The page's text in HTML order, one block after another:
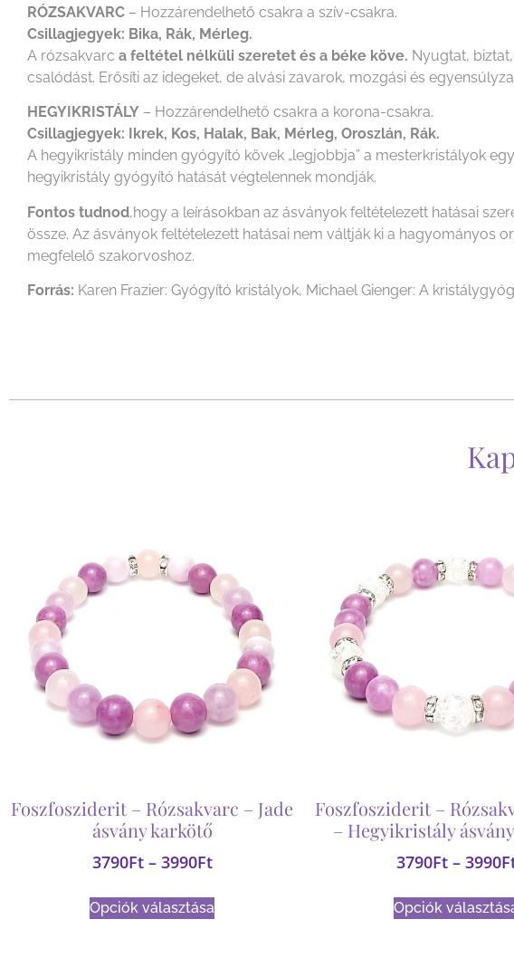
RÓZSAKVARC – Hozzárendelhető csakra a szív-csakra.
Csillagjegyek: Bika, Rák, Mérleg.
A rózsakvarc a feltétel nélküli szeretet és a béke köve. Nyugtat,
csalódást. Erősíti az idegeket, de alvási zavarok, mozgási és
HEGYIKRISTÁLY – Hozzárendelhető csakra a korona-csakra.
Csillagjegyek: Ikrek, Kos, Halak, Bak, Mérleg, Oroszlán, Rák.
A hegyikristály minden gyógyító kövek „legjobbja” a mesterkristályok
hegyikristály gyógyító hatását végtelennek mondják.
Fontos tudnod,hogy a leírásokban az ásványok feltételezett hatásai
össze. Az ásványok feltételezett hatásai nem váltják ki a hagyományos
megfelelő szakorvoshoz.
Forrás: Karen Frazier: Gyógyító kristályok, Michael Gienger: A
Foszfosziderit – Rózsakvarc – Jade
ásvány karkötő
3790Ft – 3990Ft
Opciók választása
Foszfosziderit –
– Hegyikristály
3790Ft – 3990
Opciók